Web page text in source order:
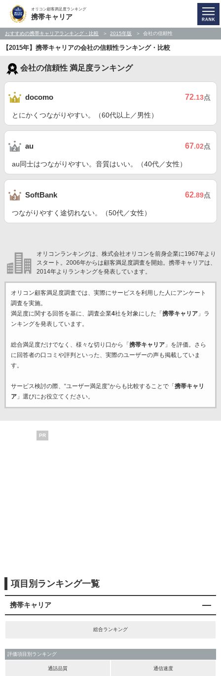
オリコン顧客満足度ランキング
携帯キャリア
おすすめの携帯キャリアランキング・比較 2015年版 会社の信頼性
【2015年】携帯キャリアの会社の信頼性ランキング・比較
会社の信頼性 満足度ランキング
docomo 72.13点
とにかくつながりやすい。（60代以上／男性）
au 67.02点
au同士はつながりやすい。音質はいい。（40代／女性）
SoftBank 62.89点
つながりやすく途切れない。（50代／女性）
オリコンランキングは、株式会社オリコンを前身企業に1967年より
スタート。2006年からは顧客満足度調査を開始。携帯キャリアは、
2014年よりランキングを発表しています。
オリコン顧客満足度調査では、実際にサービスを利用した 人にアンケート
調査を実施。
満足度に関する回答を基に、調査企業4社を対象にした「 携帯キャリア」ラ
ンキングを発表しています。
総合満足度だけでなく、様々な切り口から「 携帯キャリア」を評価。さら
に回答者の口コミや評判といった、実際のユーザーの声も掲載していま
す。
サービス検討の際、“ユーザー満足度”からも比較することで「 携帯キャリ
ア」選びにお役立てください。
PR
項目別ランキング一覧
携帯キャリア
総合ランキング
評価項目別ランキング
通話品質 通信速度